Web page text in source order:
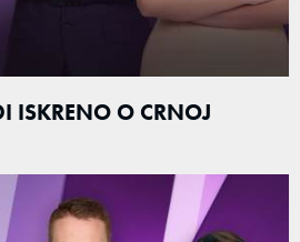
O CRNOJ